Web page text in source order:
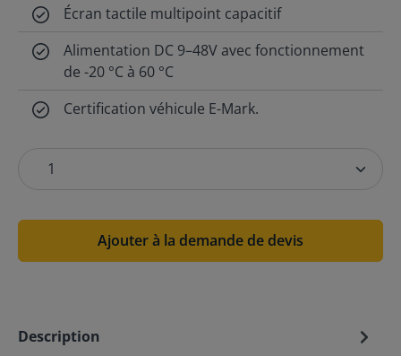
Écran tactile multipoint capacitif
Alimentation DC 9–48V avec fonctionnement
de -20 °C à 60 °C
Certification véhicule E-Mark.
Ajouter à la demande de devis
Description